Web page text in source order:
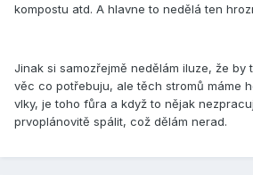
kompostu atd. A hlavne to nedělá ten
Jinak si samozřejmě nedělám iluze, že by
věc co potřebuju, ale těch stromů máme
vlky, je toho fůra a když to nějak
prvoplánovitě spálit, což dělám nerad.